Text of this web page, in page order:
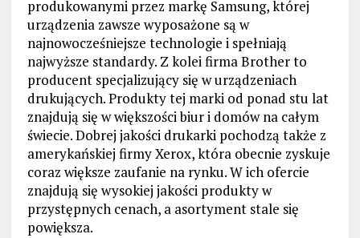
produkowanymi przez markę Samsung, której
urządzenia zawsze wyposażone są w
najnowocześniejsze technologie i spełniają
najwyższe standardy. Z kolei firma Brother to
producent specjalizujący się w urządzeniach
drukujących. Produkty tej marki od ponad stu lat
znajdują się w większości biur i domów na całym
świecie. Dobrej jakości drukarki pochodzą także z
amerykańskiej firmy Xerox, która obecnie zyskuje
coraz większe zaufanie na rynku. W ich ofercie
znajdują się wysokiej jakości produkty w
przystępnych cenach, a asortyment stale się
powiększa.